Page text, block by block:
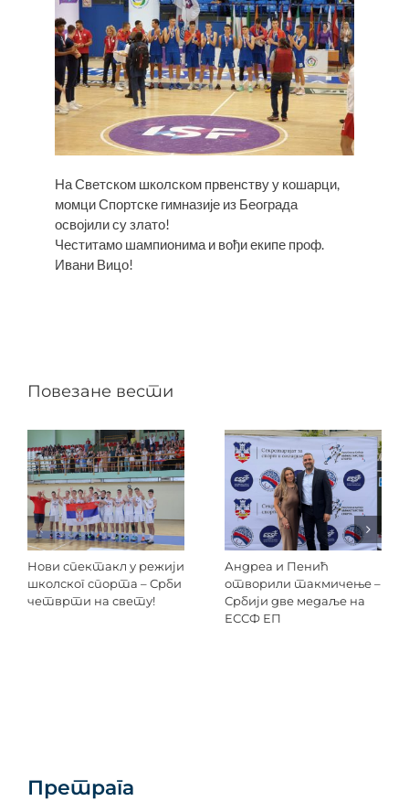
На Светском школском првенству у кошарци,
момци Спортске гимназије из Београда
освојили су злато!
Честитамо шампионима и вођи екипе проф.
Ивани Вицо!
Повезане вести
Нови спектакл у режији
школског спорта – Срби
четврти на свету!
Андреа и Пенић
отворили такмичење –
Србији две медаље на
ЕССФ ЕП
Претрага